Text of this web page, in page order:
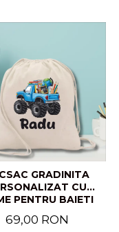
GRADINITA
CU
PENTRU BAIETI
69,00 RON